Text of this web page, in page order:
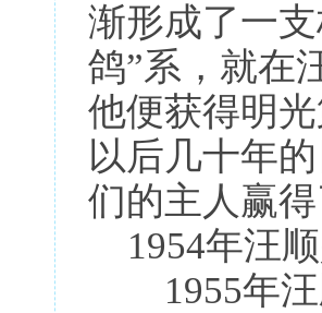
渐形成了一
鸽”系，就在
他便获得明
以后几十年
们的主人赢
1954年汪
1955年汪